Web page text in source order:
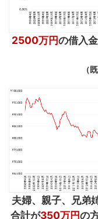
2500万円の借入
（
夫婦、親子、兄弟
合計が350万円の